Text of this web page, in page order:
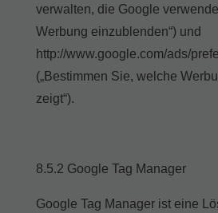
verwalten, die Google
Werbung einzublenden“) und
http://www.google.com/ads/
(„Bestimmen Sie, welche
zeigt“).
8.5.2 Google Tag Manager
Google Tag Manager ist eine